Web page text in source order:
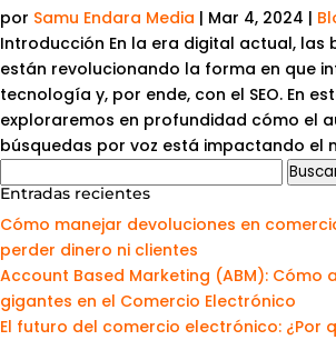
por Samu Endara Media | Mar 4, 2024 |
Introducción En la era digital actual, las
están revolucionando la forma en que
tecnología y, por ende, con el SEO. En
exploraremos en profundidad cómo el
búsquedas por voz está impactando el
Entradas recientes
Cómo manejar devoluciones en
perder dinero ni clientes
Account Based Marketing (ABM): Cómo
gigantes en el Comercio Electrónico
El futuro del comercio electrónico: ¿Por